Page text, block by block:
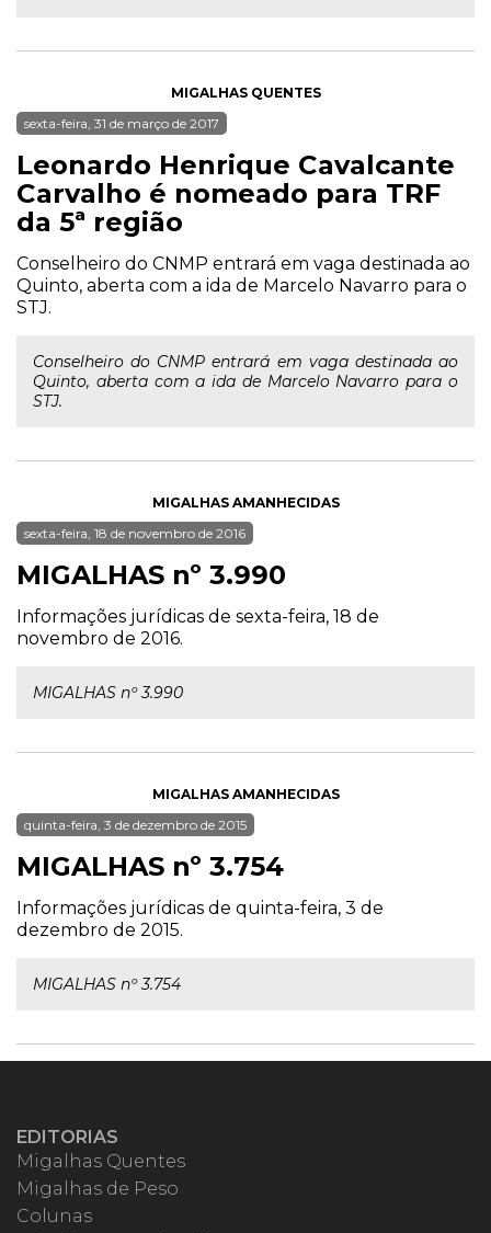
MIGALHAS QUENTES
sexta-feira, 31 de março de 2017
Leonardo Henrique Cavalcante
Carvalho é nomeado para TRF
da 5ª região
Conselheiro do CNMP entrará em vaga destinada ao
Quinto, aberta com a ida de Marcelo Navarro para o
STJ.
Conselheiro do CNMP entrará em vaga destinada ao
Quinto, aberta com a ida de Marcelo Navarro para o
STJ.
MIGALHAS AMANHECIDAS
sexta-feira, 18 de novembro de 2016
MIGALHAS nº 3.990
Informações jurídicas de sexta-feira, 18 de
novembro de 2016.
MIGALHAS nº 3.990
MIGALHAS AMANHECIDAS
quinta-feira, 3 de dezembro de 2015
MIGALHAS nº 3.754
Informações jurídicas de quinta-feira, 3 de
dezembro de 2015.
MIGALHAS nº 3.754
EDITORIAS
Migalhas Quentes
Migalhas de Peso
Colunas